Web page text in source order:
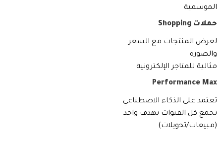
الموسمية
حملات Shopping
لعرض المنتجات مع السعر
والصورة
مثالية للمتاجر الإلكترونية
Performance Max
تعتمد على الذكاء الاصطناعي
تجمع كل القنوات بهدف واحد
(مبيعات/تحويلات)